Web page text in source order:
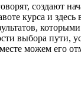
создают
курса и здесь
выбора
можем его